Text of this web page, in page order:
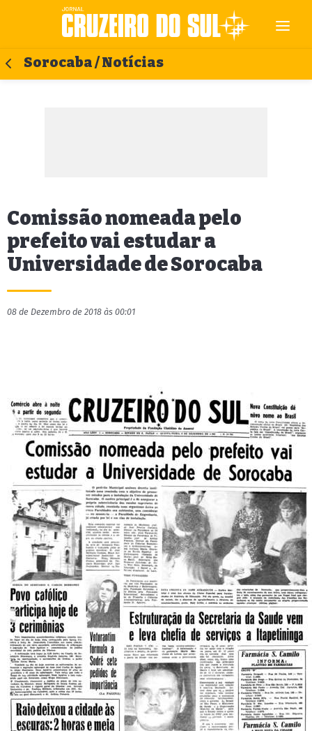
Sorocaba / Notícias
Comissão nomeada pelo
prefeito vai estudar a
Universidade de Sorocaba
08 de Dezembro de 2018 às 00:01